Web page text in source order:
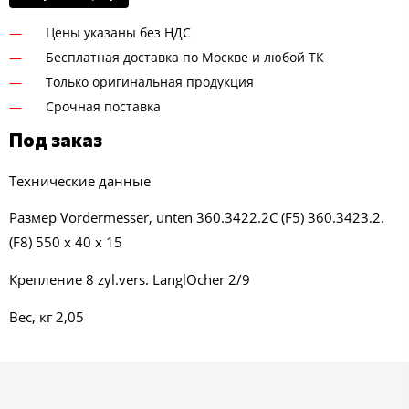
Цены указаны без НДС
Бесплатная доставка по Москве и любой ТК
Только оригинальная продукция
Срочная поставка
Под заказ
Технические данные
Размер Vordermesser, unten 360.3422.2C (F5) 360.3423.2.
(F8) 550 x 40 x 15
Крепление 8 zyl.vers. LanglOcher 2/9
Вес, кг 2,05